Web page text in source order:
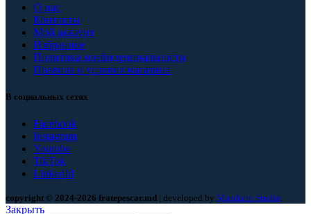
О нас
Контакты
Мой аккаунт
Избранное
Политика конфиденциальности
Правила и условия магазина
В социальных сетях
Facebook
Instagram
Youtube
TikTok
LinkedId
copyright © 2024-2026 fratepescar.md | developed by Mandarin Studio.
Закрыть